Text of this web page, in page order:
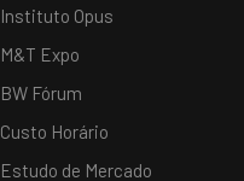
Instituto Opus
M&T Expo
BW Fórum
Custo Horário
Estudo de Mercado